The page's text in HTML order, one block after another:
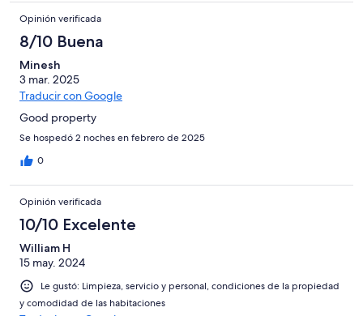
Opinión verificada
8/10 Buena
Minesh
3 mar. 2025
Traducir con Google
Good property
Se hospedó 2 noches en febrero de 2025
0
Opinión verificada
10/10 Excelente
William H
15 may. 2024
Le gustó: Limpieza, servicio y personal, condiciones de la propiedad
y comodidad de las habitaciones